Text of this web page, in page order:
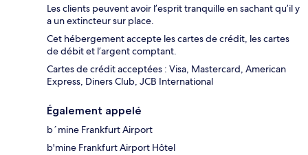
Les clients peuvent avoir l’esprit tranquille en sachant qu’il y
a un extincteur sur place.
Cet hébergement accepte les cartes de crédit, les cartes
de débit et l’argent comptant.
Cartes de crédit acceptées : Visa, Mastercard, American
Express, Diners Club, JCB International
Également appelé
b´mine Frankfurt Airport
b'mine Frankfurt Airport Hôtel